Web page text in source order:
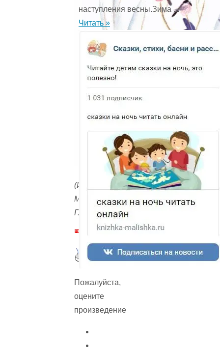
(Илл.
Макеева
Г.)
Пожалуйста,
оцените
произведение
наступления весны.Зима ...
Читать »